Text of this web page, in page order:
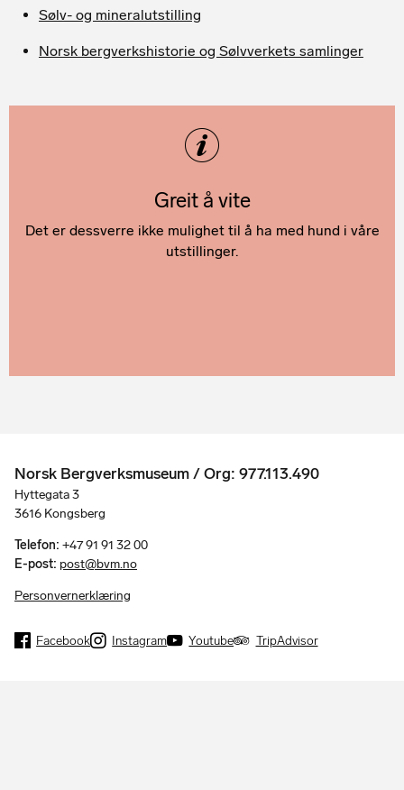
Sølv- og mineralutstilling
Norsk bergverkshistorie og Sølvverkets samlinger
Greit å vite
Det er dessverre ikke mulighet til å ha med hund i våre
utstillinger.
Norsk Bergverksmuseum / Org: 977.113.490
Hyttegata 3
3616 Kongsberg
Telefon: +47 91 91 32 00
E-post: post@bvm.no
Personvernerklæring
Facebook Instagram Youtube TripAdvisor